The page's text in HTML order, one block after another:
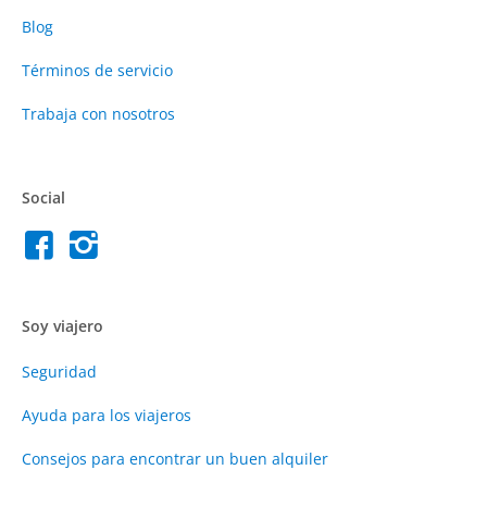
Blog
Términos de servicio
Trabaja con nosotros
Social
Soy viajero
Seguridad
Ayuda para los viajeros
Consejos para encontrar un buen alquiler